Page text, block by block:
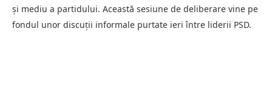
şi mediu a partidului. Această sesiune de deliberare vine pe
fondul unor discuţii informale purtate ieri între liderii PSD.